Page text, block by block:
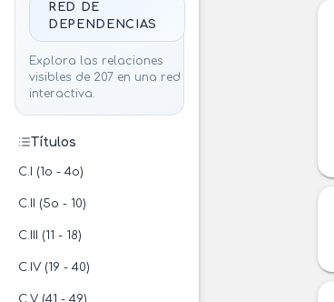
RED DE
DEPENDENCIAS
Explora las relaciones
visibles de 207 en una red
interactiva.
Títulos
C.I (1o - 4o)
C.II (5o - 10)
C.III (11 - 18)
C.IV (19 - 40)
C.V (41 - 49)